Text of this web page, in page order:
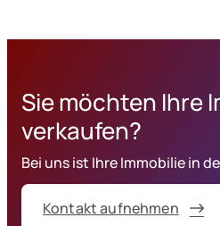
Sie möchten Ihre
verkaufen?
Bei uns ist Ihre Immobilie in
Kontakt aufnehmen